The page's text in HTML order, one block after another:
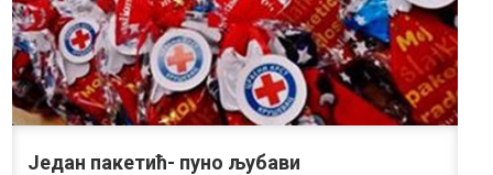
Један пакетић- пуно љубави